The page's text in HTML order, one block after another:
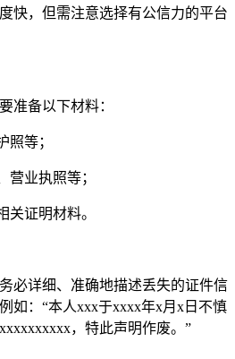
快，但需注意选择有公信力的平台
准备以下材料：
照等；
营业执照等；
关证明材料。
必详细、准确地描述丢失的证件信
如：“本人xxx于xxxx年x月x日不慎
，特此声明作废。”